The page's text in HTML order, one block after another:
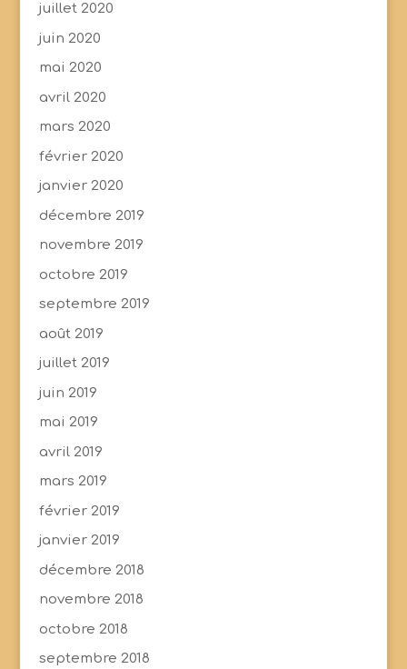
juillet 2020
juin 2020
mai 2020
avril 2020
mars 2020
février 2020
janvier 2020
décembre 2019
novembre 2019
octobre 2019
septembre 2019
août 2019
juillet 2019
juin 2019
mai 2019
avril 2019
mars 2019
février 2019
janvier 2019
décembre 2018
novembre 2018
octobre 2018
septembre 2018